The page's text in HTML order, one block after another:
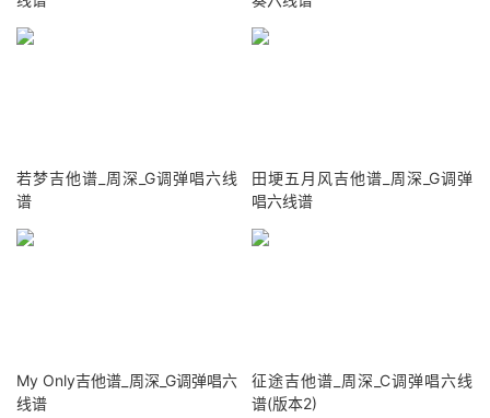
若梦吉他谱_周深_G调弹唱六线
谱
田埂五月风吉他谱_周深_G调弹
唱六线谱
My Only吉他谱_周深_G调弹唱六
线谱
征途吉他谱_周深_C调弹唱六线
谱(版本2)